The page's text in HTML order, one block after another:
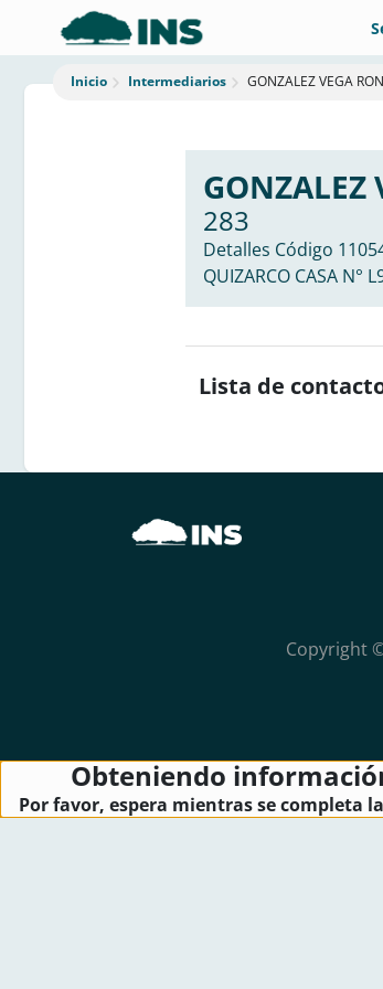
Inicio Intermediarios GONZALEZ VEGA
GONZALEZ
283
Detalles Código
QUIZARCO CASA N°
Lista de
Copyright
Obteniendo
Por favor, espera mientras se completa